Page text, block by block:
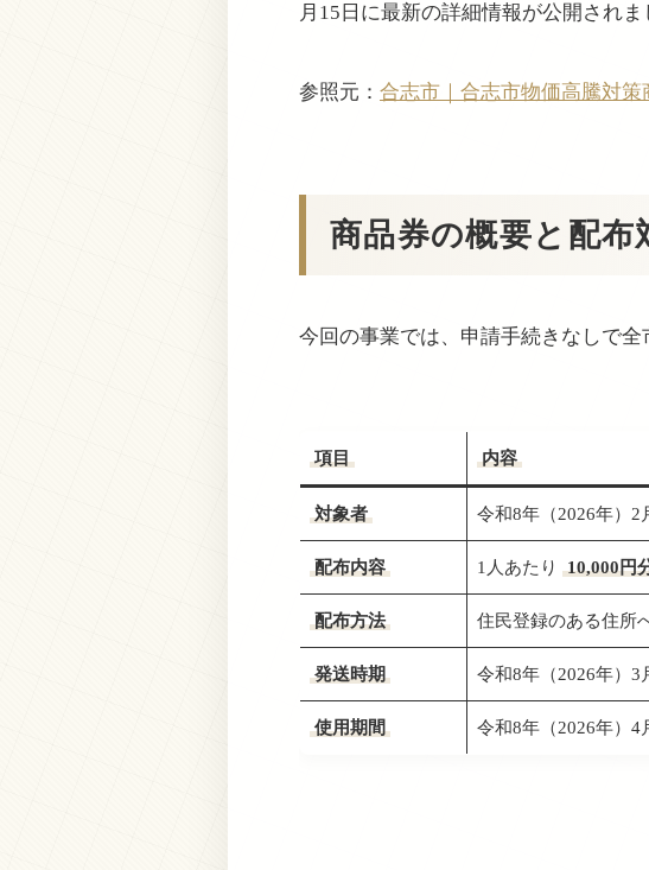
月15日に最新の詳細情報が公開されま
参照元： 合志市｜合志市物価高騰対策
商品券の概要と配布
今回の事業では、申請手続きなしで全
項目 内容
対象者 令和8年（2026年）2
配布内容 1人あたり 10,000円
配布方法 住民登録のある住所
発送時期 令和8年（2026年）3
使用期間 令和8年（2026年）4